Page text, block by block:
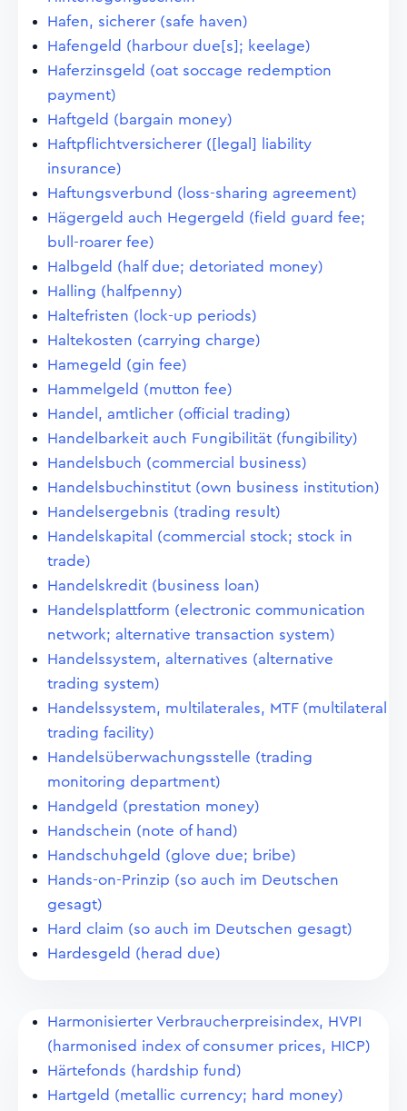
Hafen, sicherer (safe haven)
Hafengeld (harbour due[s]; keelage)
Haferzinsgeld (oat soccage redemption
payment)
Haftgeld (bargain money)
Haftpflichtversicherer ([legal] liability
insurance)
Haftungsverbund (loss-sharing agreement)
Hägergeld auch Hegergeld (field guard fee;
bull-roarer fee)
Halbgeld (half due; detoriated money)
Halling (halfpenny)
Haltefristen (lock-up periods)
Haltekosten (carrying charge)
Hamegeld (gin fee)
Hammelgeld (mutton fee)
Handel, amtlicher (official trading)
Handelbarkeit auch Fungibilität (fungibility)
Handelsbuch (commercial business)
Handelsbuchinstitut (own business institution)
Handelsergebnis (trading result)
Handelskapital (commercial stock; stock in
trade)
Handelskredit (business loan)
Handelsplattform (electronic communication
network; alternative transaction system)
Handelssystem, alternatives (alternative
trading system)
Handelssystem, multilaterales, MTF (multilateral
trading facility)
Handelsüberwachungsstelle (trading
monitoring department)
Handgeld (prestation money)
Handschein (note of hand)
Handschuhgeld (glove due; bribe)
Hands-on-Prinzip (so auch im Deutschen
gesagt)
Hard claim (so auch im Deutschen gesagt)
Hardesgeld (herad due)
Harmonisierter Verbraucherpreisindex, HVPI
(harmonised index of consumer prices, HICP)
Härtefonds (hardship fund)
Hartgeld (metallic currency; hard money)